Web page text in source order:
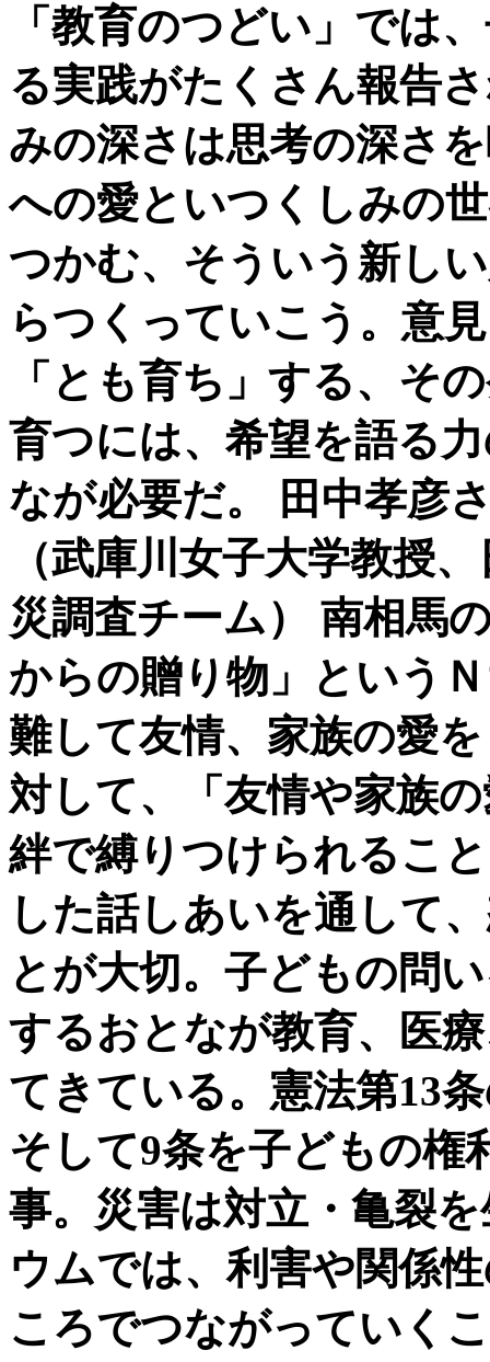
「教育のつどい」では
る実践がたくさん報告
みの深さは思考の深さ
への愛といつくしみの
つかむ、そういう新し
らつくっていこう。意
「とも育ち」する、そ
育つには、希望を語る
なが必要だ。 田中孝
（武庫川女子大学教授
災調査チーム） 南相馬
からの贈り物」という
難して友情、家族の愛
対して、「友情や家族
絆で縛りつけられるこ
した話しあいを通して
とが大切。子どもの問
するおとなが教育、医
てきている。憲法第13
そして9条を子どもの権
事。災害は対立・亀裂
ウムでは、利害や関係
ころでつながっていく